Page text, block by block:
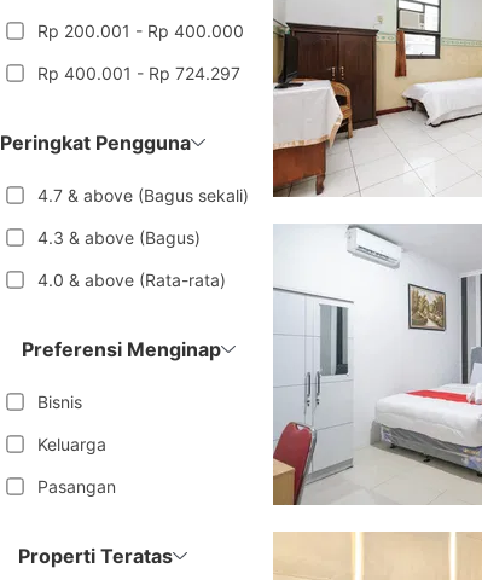
Rp 200.001 - Rp 400.000
Rp 400.001 - Rp 724.297
Peringkat Pengguna
4.7 & above (Bagus sekali)
4.3 & above (Bagus)
4.0 & above (Rata-rata)
Preferensi Menginap
Bisnis
Keluarga
Pasangan
Properti Teratas